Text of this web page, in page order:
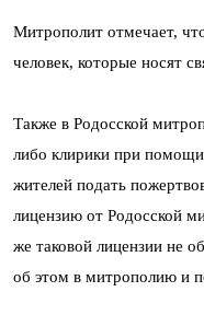
Митрополит отмечает,
человек, которые носят
Также в Родосской
либо клирики при помощи
жителей подать
лицензию от Родосской
же таковой лицензии не
об этом в митрополию и